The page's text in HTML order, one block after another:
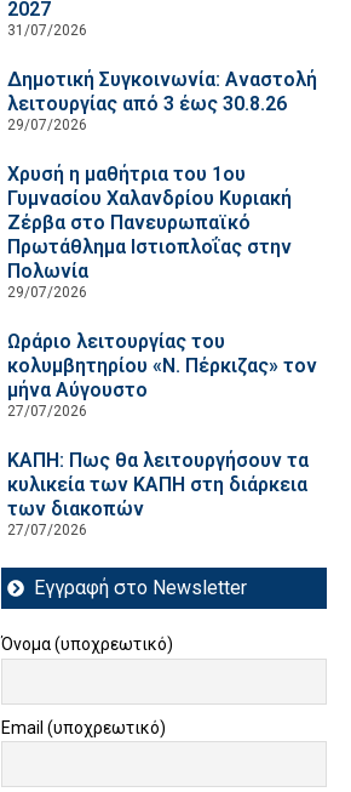
2027
31/07/2026
Δημοτική Συγκοινωνία: Αναστολή
λειτουργίας από 3 έως 30.8.26
29/07/2026
Χρυσή η μαθήτρια του 1ου
Γυμνασίου Χαλανδρίου Κυριακή
Ζέρβα στο Πανευρωπαϊκό
Πρωτάθλημα Ιστιοπλοΐας στην
Πολωνία
29/07/2026
Ωράριο λειτουργίας του
κολυμβητηρίου «Ν. Πέρκιζας» τον
μήνα Αύγουστο
27/07/2026
ΚΑΠΗ: Πως θα λειτουργήσουν τα
κυλικεία των ΚΑΠΗ στη διάρκεια
των διακοπών
27/07/2026
Εγγραφή στο Newsletter
Όνομα (υποχρεωτικό)
Email (υποχρεωτικό)